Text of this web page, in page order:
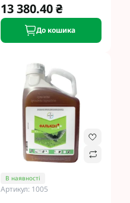
13 380.40 ₴
До кошика
В наявності
Артикул: 1005